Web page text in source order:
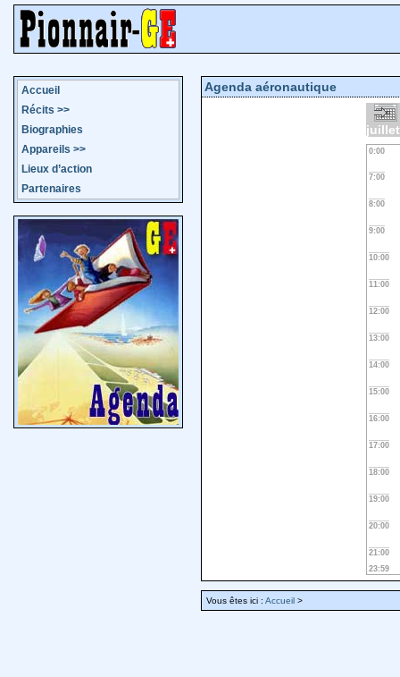
Accueil
Récits >>
Biographies
Appareils >>
Lieux d’action
Partenaires
Agenda aéronautique
0:00
7:00
8:00
9:00
10:00
11:00
12:00
13:00
14:00
15:00
16:00
17:00
18:00
19:00
20:00
21:00
23:59
Vous êtes ici : Accueil >